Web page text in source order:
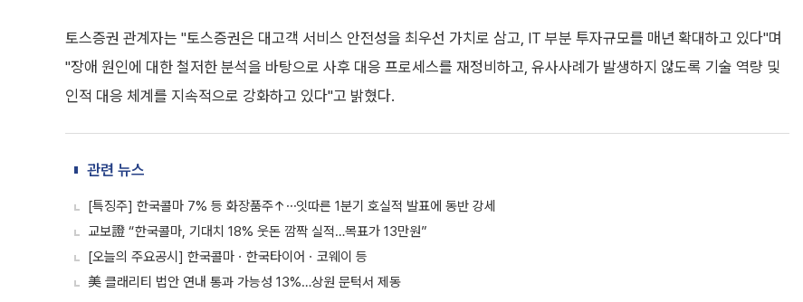
토스증권 관계자는 "토스증권은 대고객 서비스 안전성을 최우선 가치로 삼고, IT 부분 투자규모를 매년 확대하고 있다"며
"장애 원인에 대한 철저한 분석을 바탕으로 사후 대응 프로세스를 재정비하고, 유사사례가 발생하지 않도록 기술 역량 및
인적 대응 체계를 지속적으로 강화하고 있다"고 밝혔다.
관련 뉴스
[특징주] 한국콜마 7% 등 화장품주↑⋯잇따른 1분기 호실적 발표에 동반 강세
교보證 “한국콜마, 기대치 18% 웃돈 깜짝 실적…목표가 13만원”
[오늘의 주요공시] 한국콜마ㆍ한국타이어ㆍ코웨이 등
美 클래리티 법안 연내 통과 가능성 13%…상원 문턱서 제동